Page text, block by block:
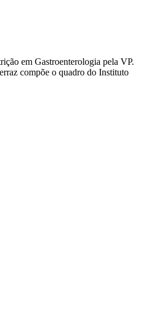
em Gastroenterologia pela VP.
compõe o quadro do Instituto